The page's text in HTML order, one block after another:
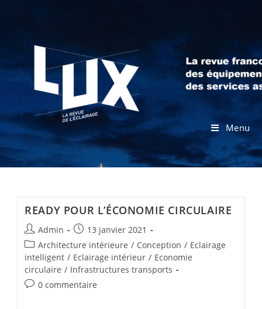
Menu
READY POUR L’ÉCONOMIE CIRCULAIRE
Admin
13 janvier 2021
Architecture intérieure / Conception / Eclairage
intelligent / Eclairage intérieur / Economie
circulaire / Infrastructures transports
0 commentaire